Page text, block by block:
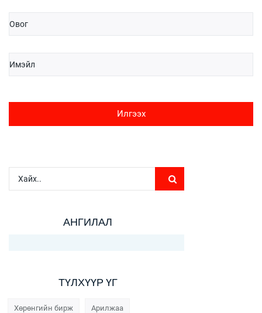
Илгээх
АНГИЛАЛ
ТҮЛХҮҮР ҮГ
Хөрөнгийн бирж Арилжаа